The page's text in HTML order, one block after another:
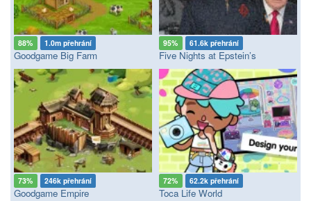
88% 1.0m přehrání
Goodgame Big Farm
95% 61.6k přehrání
Five Nights at Epstein’s
73% 246k přehrání
Goodgame Empire
72% 62.2k přehrání
Toca Life World